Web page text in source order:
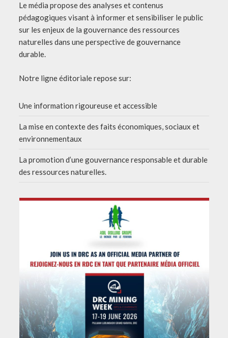
Le média propose des analyses et contenus
pédagogiques visant à informer et sensibiliser le public
sur les enjeux de la gouvernance des ressources
naturelles dans une perspective de gouvernance
durable.
Notre ligne éditoriale repose sur:
Une information rigoureuse et accessible
La mise en contexte des faits économiques, sociaux et
environnementaux
La promotion d’une gouvernance responsable et durable
des ressources naturelles.